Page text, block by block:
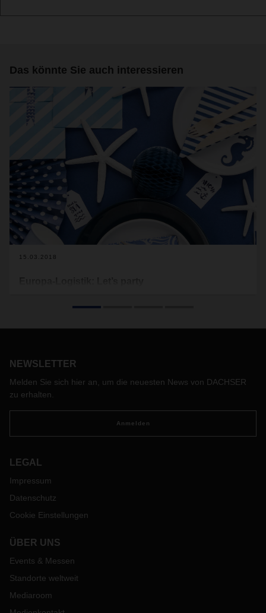
Das könnte Sie auch interessieren
15.03.2018
NEWSLETTER
Melden Sie sich hier an, um die neuesten News von DACHSER
zu erhalten.
Anmelden
LEGAL
Impressum
Datenschutz
Cookie Einstellungen
ÜBER UNS
Events & Messen
Standorte weltweit
Mediaroom